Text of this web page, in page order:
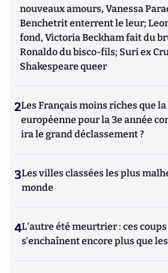
nouveaux amours, Vanessa
Benchetrit enterrent le leur;
fond, Victoria Beckham fait du
Ronaldo du bisco-fils; Suri ex
Shakespeare queer
2Les Français moins riches que
européenne pour la 3e année
ira le grand déclassement ?
3Les villes classées les plus
monde
4L'autre été meurtrier : ces
s'enchaînent encore plus que